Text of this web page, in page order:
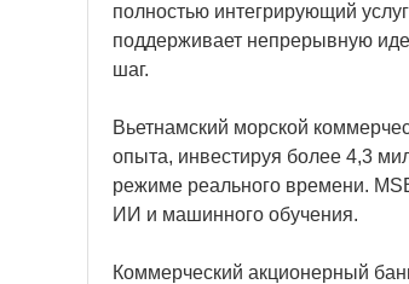
полностью интегрирующий
поддерживает непрерывную
шаг.
Вьетнамский морской
опыта, инвестируя более 4,3
режиме реального времени.
ИИ и машинного обучения.
Коммерческий акционерный